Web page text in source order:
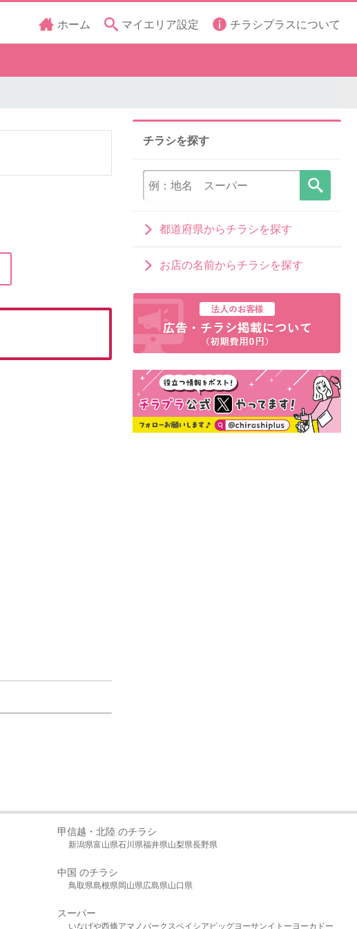
ホーム マイエリア設定 チラシプラスについて
チラシを探す
都道府県からチラシを探す
お店の名前からチラシを探す
甲信越・北陸 のチラシ
新潟県富山県石川県福井県山梨県長野県
中国 のチラシ
鳥取県島根県岡山県広島県山口県
スーパー
いなげや西條アマノパークスベイシア ビッグヨーサンイトーヨーカドー